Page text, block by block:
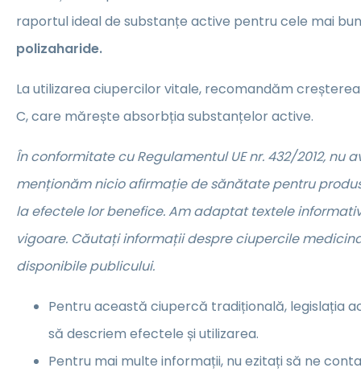
raportul ideal de substanțe active pentru cele mai
polizaharide.
La utilizarea ciupercilor vitale, recomandăm
C, care mărește absorbția substanțelor active.
În conformitate cu Regulamentul UE nr. 432/2012, nu
menționăm nicio afirmație de sănătate pentru
la efectele lor benefice. Am adaptat textele
vigoare. Căutați informații despre ciupercile
disponibile publicului.
Pentru această ciupercă tradițională, legislația
să descriem efectele și utilizarea.
Pentru mai multe informații, nu ezitați să ne